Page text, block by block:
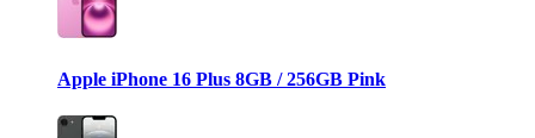
Apple iPhone 16 Plus 8GB / 256GB Pink